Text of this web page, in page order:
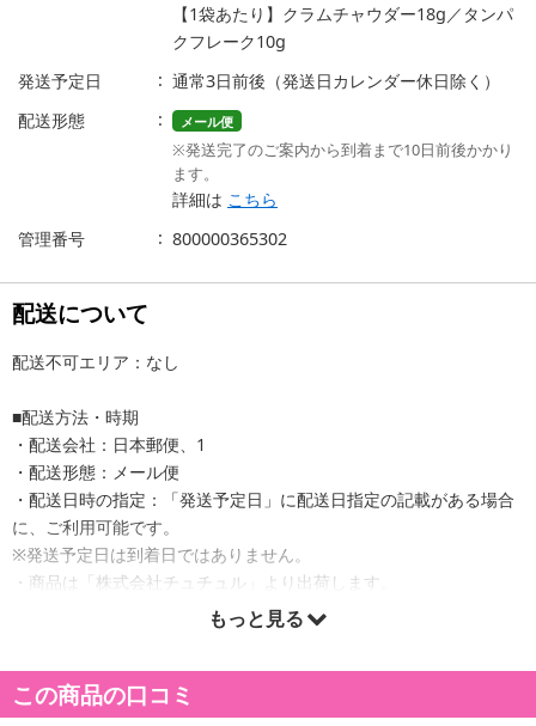
【1袋あたり】クラムチャウダー18g／タンパ
クフレーク10g
発送予定日
通常3日前後（発送日カレンダー休日除く）
配送形態
メール便
※発送完了のご案内から到着まで10日前後かかり
ます。
詳細は こちら
管理番号
800000365302
配送について
配送不可エリア：なし
■配送方法・時期
・配送会社：日本郵便、1
・配送形態：メール便
・配送日時の指定：「発送予定日」に配送日指定の記載がある場合
に、ご利用可能です。
※発送予定日は到着日ではありません。
・商品は「株式会社チュチュル」より出荷します。
商品詳細
もっと見る
この商品の口コミ